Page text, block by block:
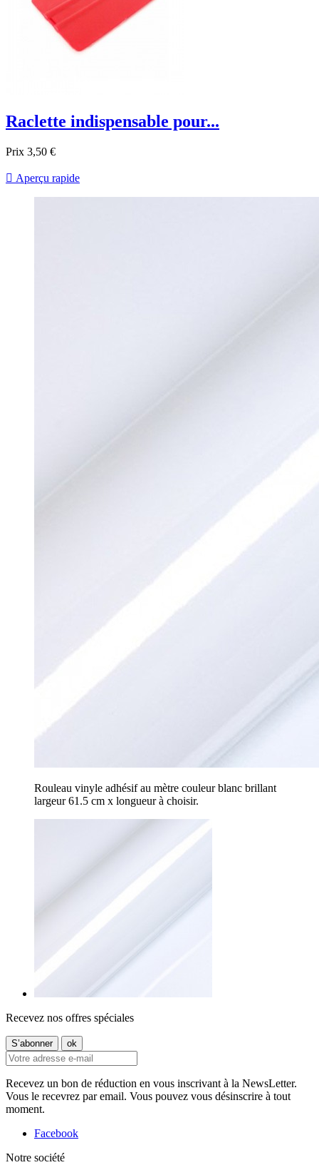
Raclette indispensable pour...
Prix 3,50 €
 Aperçu rapide
Rouleau vinyle adhésif au mètre couleur blanc brillant
largeur 61.5 cm x longueur à choisir.
Recevez nos offres spéciales
Recevez un bon de réduction en vous inscrivant à la NewsLetter.
Vous le recevrez par email. Vous pouvez vous désinscrire à tout
moment.
Facebook
Notre société